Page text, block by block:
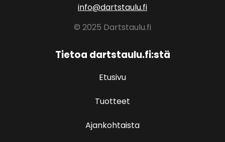
info@dartstaulu.fi
© 2025 Dartstaulu.fi
Tietoa dartstaulu.fi:stä
Etusivu
Tuotteet
Ajankohtaista